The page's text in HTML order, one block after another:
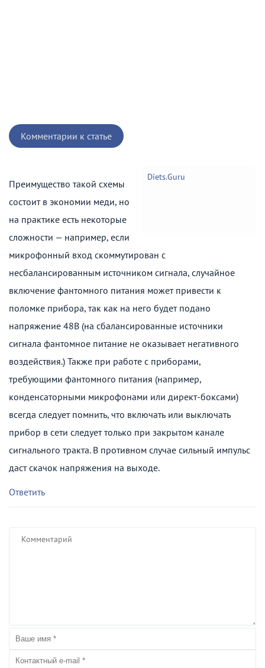
Комментарии к статье
Diets.Guru
Преимущество такой схемы
состоит в экономии меди, но
на практике есть некоторые
сложности — например, если
микрофонный вход скоммутирован с
несбалансированным источником сигнала, случайное
включение фантомного питания может привести к
поломке прибора, так как на него будет подано
напряжение 48В (на сбалансированные источники
сигнала фантомное питание не оказывает негативного
воздействия.) Также при работе с приборами,
требующими фантомного питания (например,
конденсаторными микрофонами или директ-боксами)
всегда следует помнить, что включать или выключать
прибор в сети следует только при закрытом канале
сигнального тракта. В противном случае сильный импульс
даст скачок напряжения на выходе.
Ответить